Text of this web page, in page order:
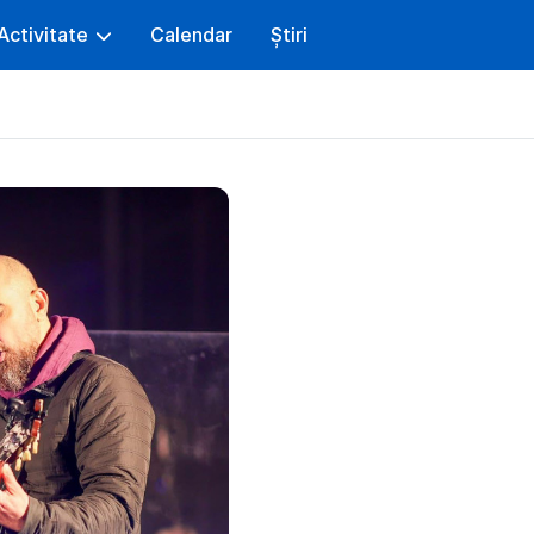
Calendar Știri